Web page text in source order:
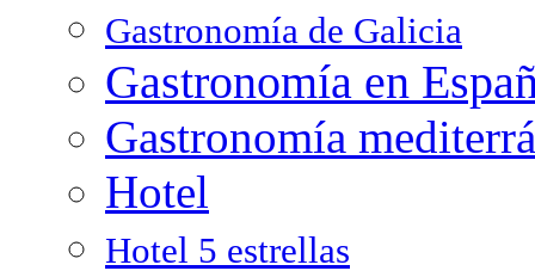
Gastronomía de Galicia
Gastronomía en
Gastronomía
Hotel
Hotel 5 estrellas